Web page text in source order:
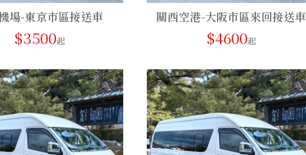
場-東京市區接送車
$3500起
關西空港-大阪市區來回接送車
$4600起